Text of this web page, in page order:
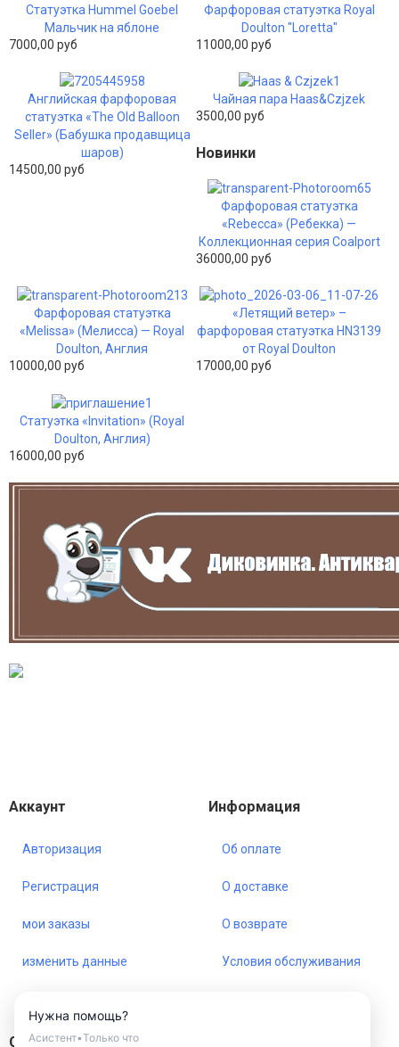
Статуэтка Hummel Goebel
Мальчик на яблоне
7000,00 руб
Фарфоровая статуэтка Royal
Doulton "Loretta"
11000,00 руб
Английская фарфоровая
статуэтка «The Old Balloon
Seller» (Бабушка продавщица
шаров)
14500,00 руб
Чайная пара Haas&Czjzek
3500,00 руб
Новинки
Фарфоровая статуэтка
«Rebecca» (Ребекка) —
Коллекционная серия Coalport
36000,00 руб
Фарфоровая статуэтка
«Melissa» (Мелисса) — Royal
Doulton, Англия
10000,00 руб
«Летящий ветер» –
фарфоровая статуэтка HN3139
от Royal Doulton
17000,00 руб
Статуэтка «Invitation» (Royal
Doulton, Англия)
16000,00 руб
Аккаунт
Авторизация
Регистрация
мои заказы
изменить данные
Информация
Об оплате
О доставке
О возврате
Условия обслуживания
Соц сети
Нужна помощь?
Асистент•Только что